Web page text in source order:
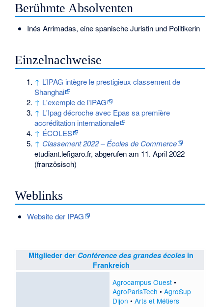
Berühmte Absolventen
Inés Arrimadas, eine spanische Juristin und Politikerin
Einzelnachweise
↑ L’IPAG intègre le prestigieux classement de
Shanghai
↑ L'exemple de l'IPAG
↑ L'Ipag décroche avec Epas sa première
accréditation internationale
↑ ÉCOLES
↑ Classement 2022 – Écoles de Commerce
etudiant.lefigaro.fr, abgerufen am 11. April 2022
(französisch)
Weblinks
Website der IPAG
Mitglieder der Conférence des grandes écoles in
Frankreich
Agrocampus Ouest•
AgroParisTech • AgroSup
Dijon • Arts et Métiers